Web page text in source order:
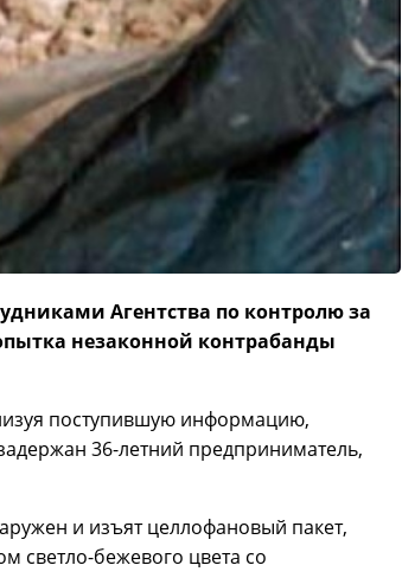
Агентства по контролю за
незаконной контрабанды
поступившую информацию,
36-летний предприниматель,
и изъят целлофановый пакет,
светло-бежевого цвета со